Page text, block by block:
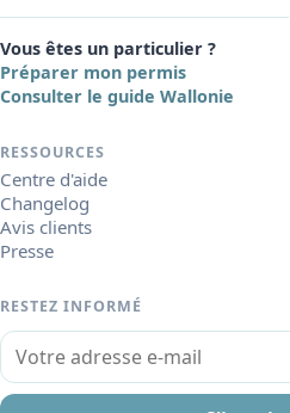
Vous êtes un particulier ?
Préparer mon permis
Consulter le guide Wallonie
RESSOURCES
Centre d'aide
Changelog
Avis clients
Presse
RESTEZ INFORMÉ
Votre adresse e-mail